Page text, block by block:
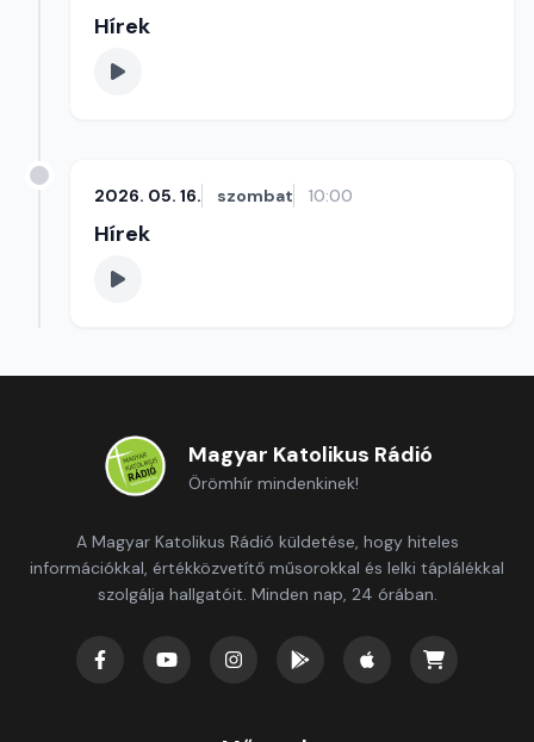
Hírek
2026. 05. 16. szombat 10:00
Hírek
Magyar Katolikus Rádió
Örömhír mindenkinek!
A Magyar Katolikus Rádió küldetése, hogy hiteles
információkkal, értékközvetítő műsorokkal és lelki táplálékkal
szolgálja hallgatóit. Minden nap, 24 órában.